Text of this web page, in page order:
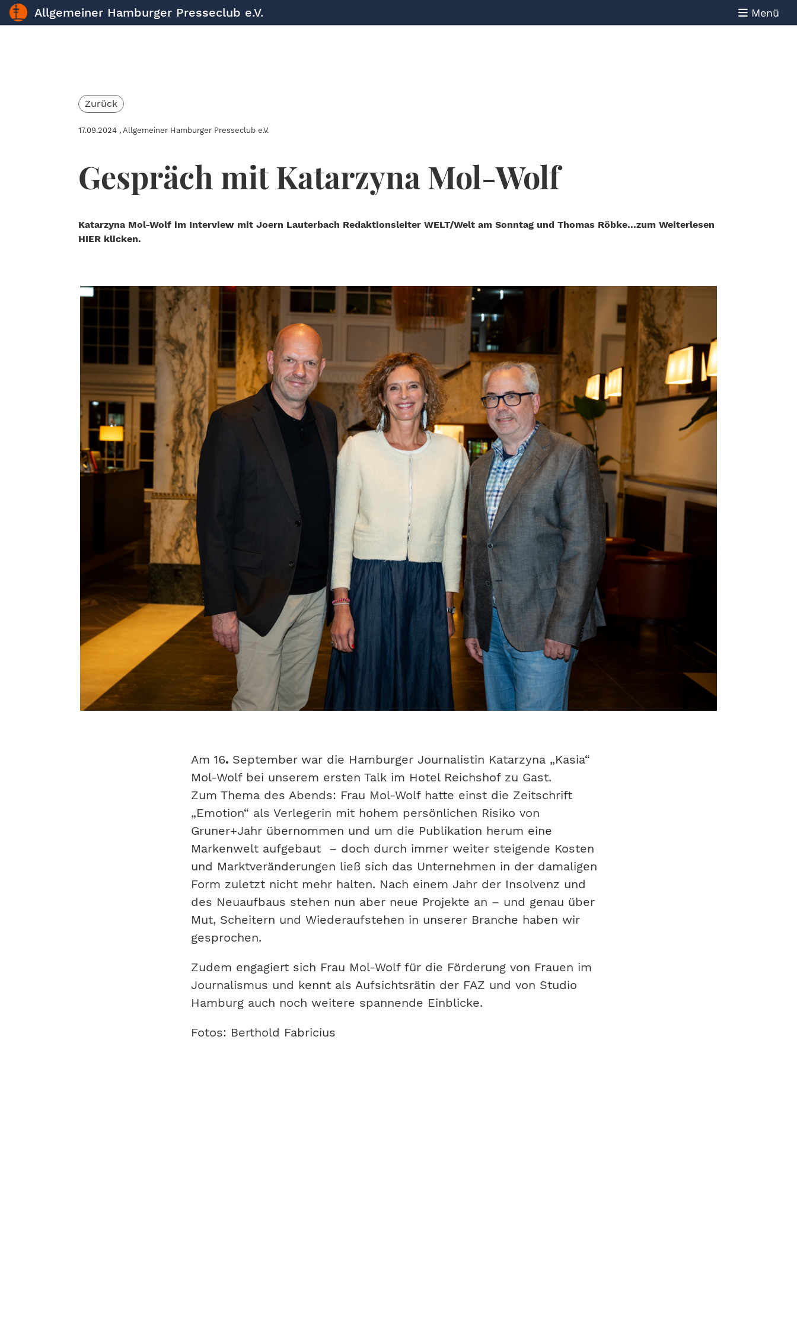
Allgemeiner Hamburger Presseclub e.V. Menü
Zurück
17.09.2024 , Allgemeiner Hamburger Presseclub e.V.
Gespräch mit Katarzyna Mol-Wolf
Katarzyna Mol-Wolf im Interview mit Joern Lauterbach Redaktionsleiter WELT/Welt am Sonntag und Thomas Röbke...zum Weiterlesen
HIER klicken.
Am 16. September war die Hamburger Journalistin Katarzyna „Kasia“
Mol-Wolf bei unserem ersten Talk im Hotel Reichshof zu Gast.
Zum Thema des Abends: Frau Mol-Wolf hatte einst die Zeitschrift
„Emotion“ als Verlegerin mit hohem persönlichen Risiko von
Gruner+Jahr übernommen und um die Publikation herum eine
Markenwelt aufgebaut – doch durch immer weiter steigende Kosten
und Marktveränderungen ließ sich das Unternehmen in der damaligen
Form zuletzt nicht mehr halten. Nach einem Jahr der Insolvenz und
des Neuaufbaus stehen nun aber neue Projekte an – und genau über
Mut, Scheitern und Wiederaufstehen in unserer Branche haben wir
gesprochen.
Zudem engagiert sich Frau Mol-Wolf für die Förderung von Frauen im
Journalismus und kennt als Aufsichtsrätin der FAZ und von Studio
Hamburg auch noch weitere spannende Einblicke.
Fotos: Berthold Fabricius